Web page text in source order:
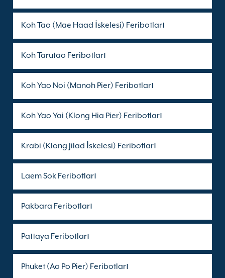
Koh Tao (Mae Haad İskelesi) Feribotları
Koh Tarutao Feribotları
Koh Yao Noi (Manoh Pier) Feribotları
Koh Yao Yai (Klong Hia Pier) Feribotları
Krabi (Klong Jilad İskelesi) Feribotları
Laem Sok Feribotları
Pakbara Feribotları
Pattaya Feribotları
Phuket (Ao Po Pier) Feribotları